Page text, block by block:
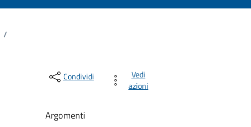
/
Condividi
Vedi
azioni
Argomenti